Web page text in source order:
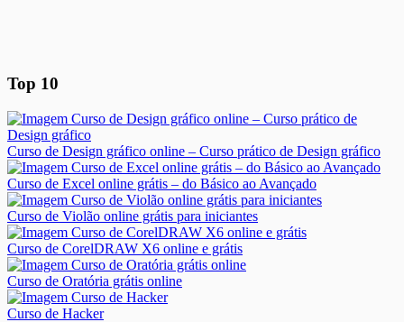
Top 10
Curso de Design gráfico online – Curso prático de Design gráfico
Curso de Excel online grátis – do Básico ao Avançado
Curso de Violão online grátis para iniciantes
Curso de CorelDRAW X6 online e grátis
Curso de Oratória grátis online
Curso de Hacker